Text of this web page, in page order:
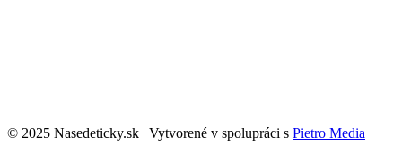
© 2025 Nasedeticky.sk | Vytvorené v spolupráci s Pietro Media